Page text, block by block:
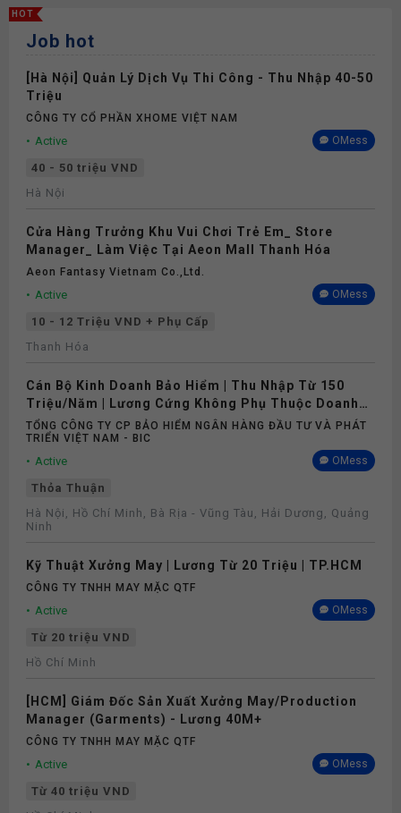
HOT
Job hot
[Hà Nội] Quản Lý Dịch Vụ Thi Công - Thu Nhập 40-50
Triệu
CÔNG TY CỔ PHẦN XHOME VIỆT NAM
Active OMess
40 - 50 triệu VND
Hà Nội
Cửa Hàng Trưởng Khu Vui Chơi Trẻ Em_ Store
Manager_ Làm Việc Tại Aeon Mall Thanh Hóa
Aeon Fantasy Vietnam Co.,ltd.
Active OMess
10 - 12 Triệu VND + Phụ Cấp
Thanh Hóa
Cán Bộ Kinh Doanh Bảo Hiểm | Thu Nhập Từ 150
Triệu/Năm | Lương Cứng Không Phụ Thuộc Doanh
Số
TỔNG CÔNG TY CP BẢO HIỂM NGÂN HÀNG ĐẦU TƯ VÀ PHÁT
TRIỂN VIỆT NAM - BIC
Active OMess
Thỏa Thuận
Hà Nội, Hồ Chí Minh, Bà Rịa - Vũng Tàu, Hải Dương, Quảng
Ninh
Kỹ Thuật Xưởng May | Lương Từ 20 Triệu | TP.HCM
CÔNG TY TNHH MAY MẶC QTF
Active OMess
Từ 20 triệu VND
Hồ Chí Minh
[HCM] Giám Đốc Sản Xuất Xưởng May/Production
Manager (Garments) - Lương 40M+
CÔNG TY TNHH MAY MẶC QTF
Active OMess
Từ 40 triệu VND